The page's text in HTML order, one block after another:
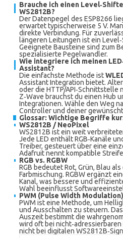
Brauche ich einen
WS2812B?
Der Datenpegel des ESP8266
erwartet typischerweise 5 V.
direkte Verbindung. Für
längeren Leitungen ist ein
Geeignete Bausteine sind zum
spezialisierte Pegelwandler.
Wie integriere ich meinen
Assistant?
Die einfachste Methode ist
Assistant Integration bietet.
oder die HTTP/API‑Schnittstelle
Z‑Wave brauchst du einen Hub
Integrationen. Wähle den Weg
Controller und deiner
Glossar: Wichtige Begriffe
WS2812B / NeoPixel
WS2812B ist ein weit
Jede LED enthält RGB‑Kanäle
Treiber, gesteuert über eine
Adafruit nennt kompatible
RGB vs. RGBW
RGB bedeutet Rot, Grün, Blau
Farbmischung. RGBW ergänzt
Kanal, was bessere und
Wahl beeinflusst
PWM (Pulse Width Modulation)
PWM ist eine Methode, um
und Ausschalten zu steuern.
Auszeit bestimmt die
wird oft bei
nicht bei digitalen